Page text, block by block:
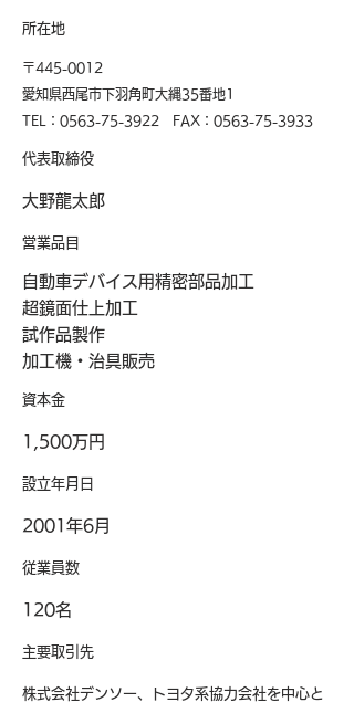
所在地
〒445-0012
愛知県西尾市下羽角町大縄35番地1
​TEL：0563-75-3922 FAX：0563-75-3933
代表取締役
大野龍太郎
営業品目
自動車デバイス用精密部品加工
超鏡面仕上加工
試作品製作
​加工機・治具販売
​資本金
1,500万円
​設立年月日
2001年6月
従業員数
​120名
主要取引先
株式会社デンソー、トヨタ系協力会社を中心と